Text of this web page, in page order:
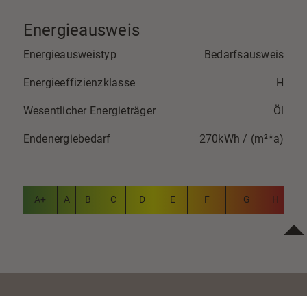
Energieausweis
Energieausweistyp Bedarfsausweis
Energieeffizienzklasse H
Wesentlicher Energieträger Öl
Endenergiebedarf 270kWh / (m²*a)
A+ A B C D E F G H